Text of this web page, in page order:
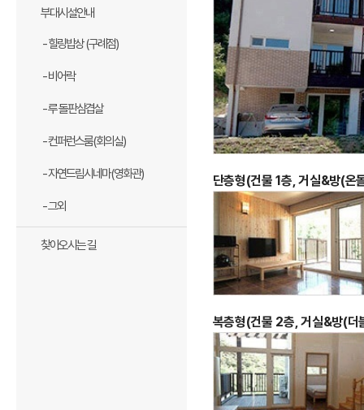
부대시설안내
- 힐링밥상 (구례점)
- 비어락
- 루 돌판삼겹살
- 컨퍼런스룸(회의실)
- 자연드림시네마(영화관)
- 그외
찾아오시는 길
단층형(건물 1층, 거실&방(온
복층형(건물 2층, 거실&방(